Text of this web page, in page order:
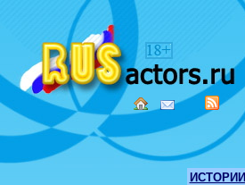
ИСТОРИИ